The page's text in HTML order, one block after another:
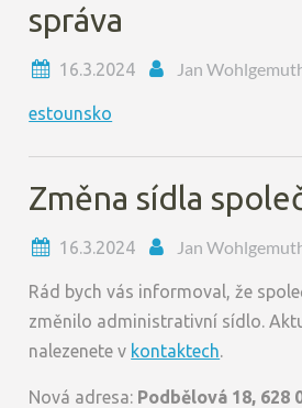
správa
16.3.2024 Jan
estounsko
Změna sídla
16.3.2024 Jan
Rád bych vás informoval, že
změnilo administrativní sídlo.
nalezenete v kontaktech.
Nová adresa: Podbělová 18, 628